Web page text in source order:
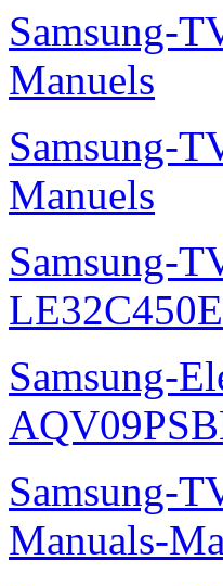
Samsung-
Manuels
Samsung-
Manuels
Samsung-
Samsung-
Samsung-
Manuals-